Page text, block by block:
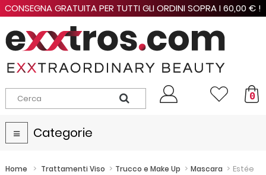
CONSEGNA GRATUITA PER TUTTI GLI ORDINI SOPRA I 60,00 € !
0
Navigazione
Toggle
Categorie
Home > Trattamenti Viso > Trucco e Make Up > Mascara > Estée